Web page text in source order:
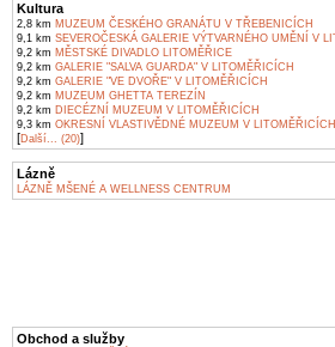
Kultura
2,8 km MUZEUM ČESKÉHO GRANÁTU V TŘEBENICÍCH
9,1 km SEVEROČESKÁ GALERIE VÝTVARNÉHO UMĚNÍ V
9,2 km MĚSTSKÉ DIVADLO LITOMĚŘICE
9,2 km GALERIE "SALVA GUARDA" V LITOMĚŘICÍCH
9,2 km GALERIE "VE DVOŘE" V LITOMĚŘICÍCH
9,2 km MUZEUM GHETTA TEREZÍN
9,2 km DIECÉZNÍ MUZEUM V LITOMĚŘICÍCH
9,3 km OKRESNÍ VLASTIVĚDNÉ MUZEUM V LITOMĚŘICÍCH
[Další... (20)]
Lázně
LÁZNĚ MŠENÉ A WELLNESS CENTRUM
Obchod a služby